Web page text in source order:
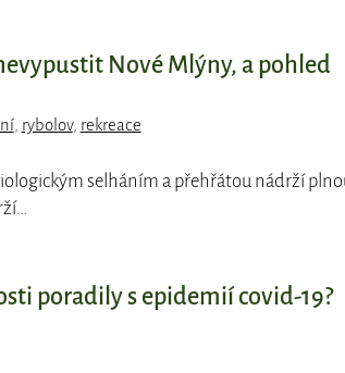
Nové Mlýny, a pohled
, rybolov, rekreace
selháním a přehřátou nádrží
poradily s epidemií covid-19?